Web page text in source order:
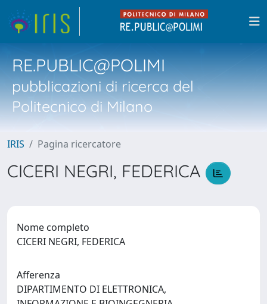
RE.PUBLIC@POLIMI
pubblicazioni di ricerca del
Politecnico di Milano
IRIS Pagina ricercatore
CICERI NEGRI, FEDERICA
Nome completo
CICERI NEGRI, FEDERICA
Afferenza
DIPARTIMENTO DI ELETTRONICA,